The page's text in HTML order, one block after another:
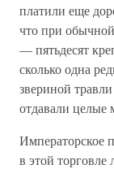
платили еще
что при
— пятьдесят
сколько одна
звериной
отдавали целые
Императорское
в этой